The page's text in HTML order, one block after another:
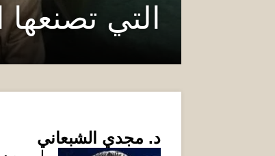
التي تصنعها
د. مجدي الشبعاني‎